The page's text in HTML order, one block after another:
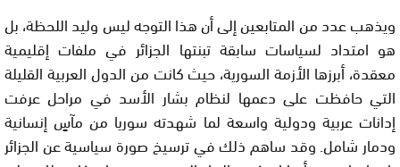
ويذهب عدد من المتابعين إلى أن هذا التوجه ليس وليد اللحظة، بل
هو امتداد لسياسات سابقة تبنتها الجزائر في ملفات إقليمية
معقدة، أبرزها الأزمة السورية، حيث كانت من الدول العربية القليلة
التي حافظت على دعمها لنظام بشار الأسد في مراحل عرفت
إدانات عربية ودولية واسعة لما شهدته سوريا من مآسٍ إنسانية
ودمار شامل. وقد ساهم ذلك في ترسيخ صورة سياسية عن الجزائر